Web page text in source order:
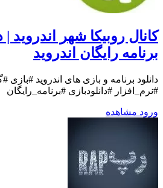
کانال روبیکا شهر اندروید |
برنامه رایگان اندروید
دانلود برنامه و بازی های اندروید #بازی
#نرم_افزار #دانلودبازی #برنامه_رایگان
ورود مشاهده